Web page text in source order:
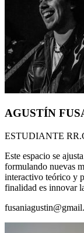
AGUSTÍN
ESTUDIANTE
Este espacio se
formulando nuevas
interactivo teórico y
finalidad es innovar